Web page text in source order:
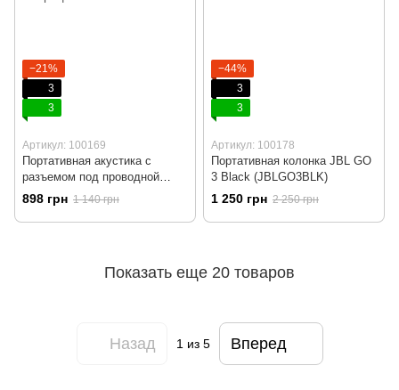
−21%
3
3
Артикул: 100169
Портативная акустика с
разъемом под проводной
микрофон KOLAV C605 SD
898 грн 1 140 грн
−44%
3
3
Артикул: 100178
Портативная колонка JBL GO
3 Black (JBLGO3BLK)
1 250 грн 2 250 грн
Показать еще 20 товаров
Назад 1из 5 Вперед